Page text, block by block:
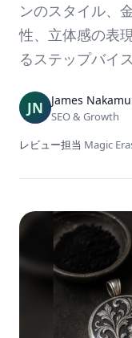
ンのスタイル、
性、立体感の表
るステップバイ
James
SEO & Growth
レビュー担当 Magic